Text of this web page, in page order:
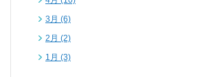
3月 (6)
2月 (2)
1月 (3)